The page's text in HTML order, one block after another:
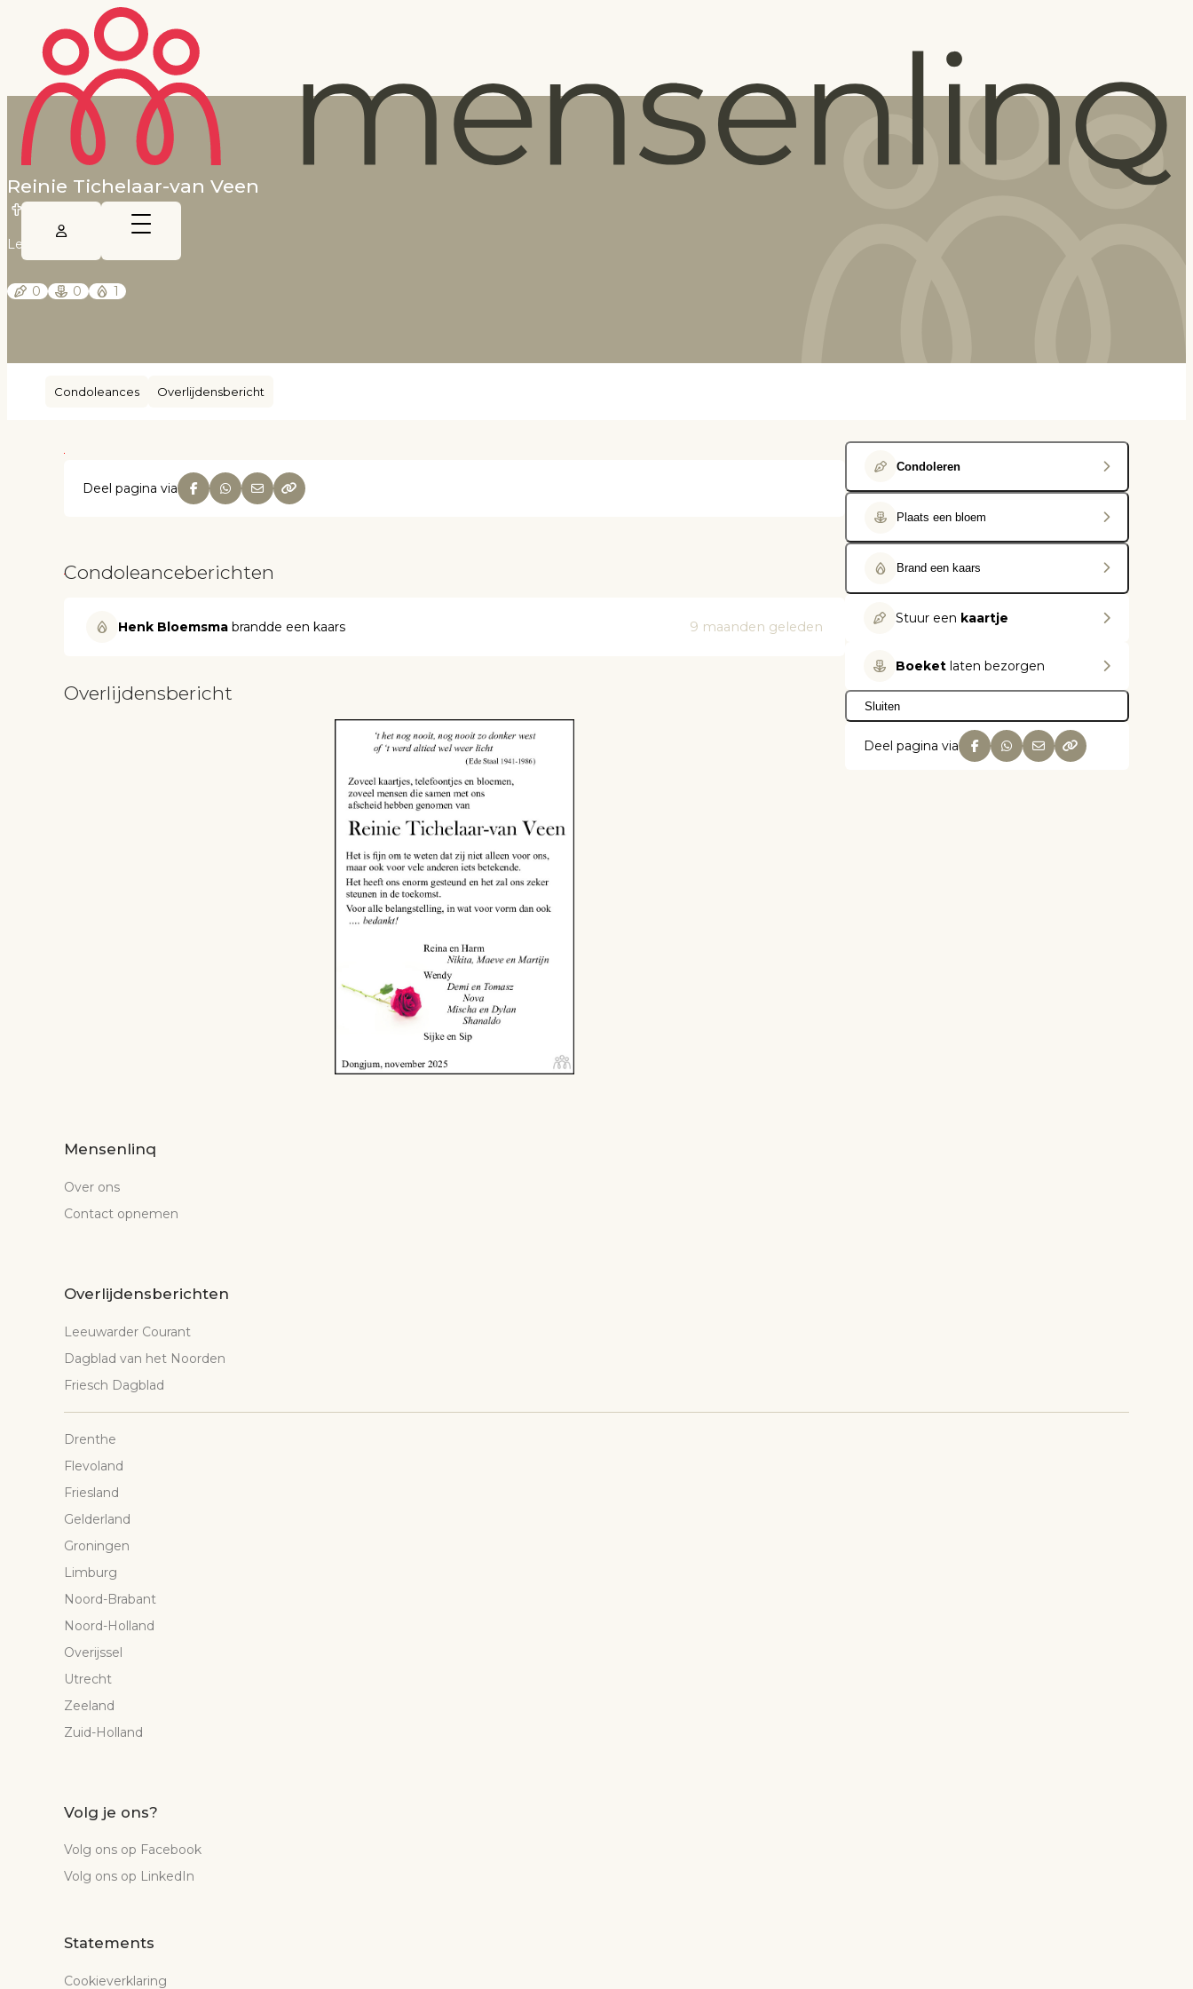
Reinie Tichelaar-van Veen
Leeuwarder Courant
0 0 1
Condoleances Overlijdensbericht
Deel pagina via
Condoleanceberichten
Henk Bloemsma brandde een kaars 9 maanden geleden
Overlijdensbericht
Condoleren
Plaats een bloem
Brand een kaars
Stuur een kaartje
Boeket laten bezorgen
Sluiten
Deel pagina via
Mensenlinq
Over ons
Contact opnemen
Overlijdensberichten
Leeuwarder Courant
Dagblad van het Noorden
Friesch Dagblad
Drenthe
Flevoland
Friesland
Gelderland
Groningen
Limburg
Noord-Brabant
Noord-Holland
Overijssel
Utrecht
Zeeland
Zuid-Holland
Volg je ons?
Volg ons op Facebook
Volg ons op LinkedIn
Statements
Cookieverklaring